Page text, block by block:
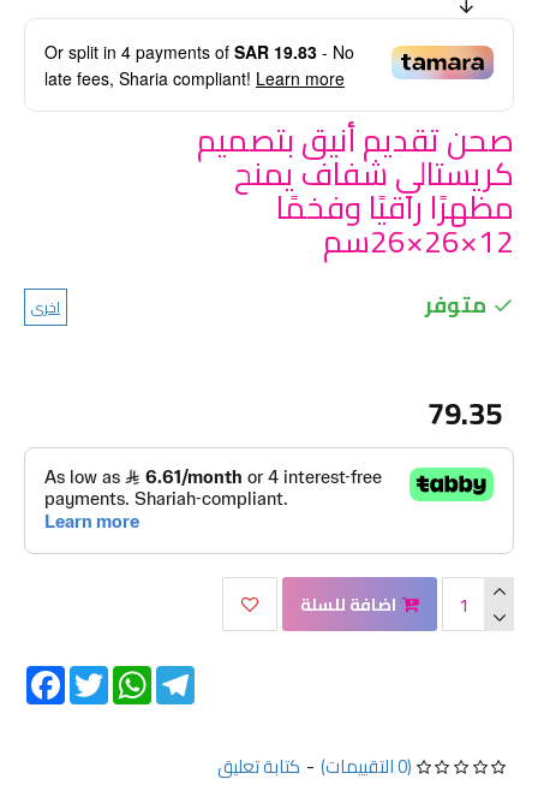
Or split in 4 payments of SAR 19.83 - No
late fees, Sharia compliant! Learn more
صحن تقديم أنيق بتصميم
كريستالي شفاف يمنح
مظهرًا راقيًا وفخمًا
12×26×26سم
متوفر اخرى
(0 التقييمات) - كتابة تعليق
79.35
اضافة للسلة
Twitter
WhatsAppTelegram